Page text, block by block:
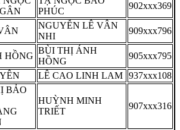
PHÚC
902xxx369
NGUYỄN LÊ VÂN
NHI
909xxx796
HỒNG
BÙI THỊ ÁNH
HỒNG
905xxx795
LÊ CAO LINH LAM 937xxx108
BẢO
HUỲNH MINH
TRIẾT
907xxx316